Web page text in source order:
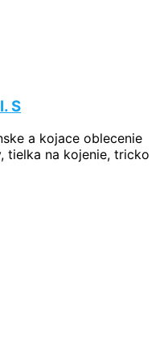
S
a kojace oblecenie
tielka na kojenie, tricko